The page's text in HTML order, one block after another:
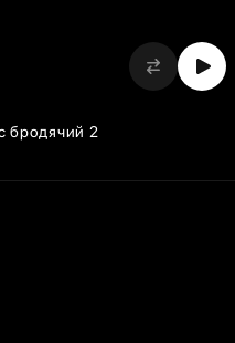
бродячий 2